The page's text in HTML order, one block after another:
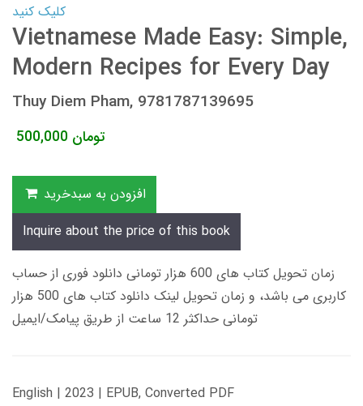
کلیک کنید
Vietnamese Made Easy: Simple,
Modern Recipes for Every Day
Thuy Diem Pham, 9781787139695
500,000 تومان
افزودن به سبدخرید
Inquire about the price of this book
زمان تحویل کتاب های 600 هزار تومانی دانلود فوری از حساب
کاربری می باشد، و زمان تحویل لینک دانلود کتاب های 500 هزار
تومانی حداکثر 12 ساعت از طریق پیامک/ایمیل
English | 2023 | EPUB, Converted PDF